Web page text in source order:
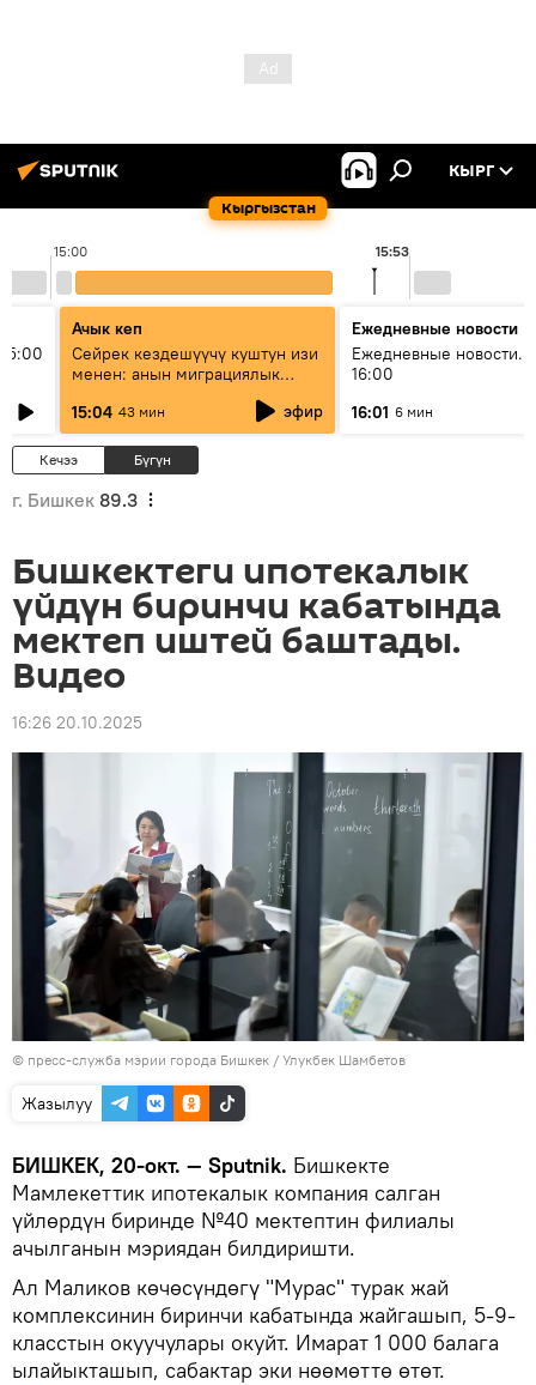
Кыргызстан
КЫРГ
15:00 15:53
Ачык кеп
Сейрек кездешүүчү куштун изи
менен: анын миграциялык
жолу эмнеден кабар берет?
15:04 43 мин эфир
Ежедневные новости
Ежедневные новости.
16:00
16:01 6 мин
Кечээ Бүгүн
г. Бишкек 89.3
Бишкектеги ипотекалык
үйдүн биринчи кабатында
мектеп иштей баштады.
Видео
16:26 20.10.2025
© пресс-служба мэрии города Бишкек / Улукбек Шамбетов
Жазылуу
БИШКЕК, 20-окт. — Sputnik. Бишкекте
Мамлекеттик ипотекалык компания салган
үйлөрдүн биринде №40 мектептин филиалы
ачылганын мэриядан билдиришти.
Ал Маликов көчөсүндөгү "Мурас" турак жай
комплексинин биринчи кабатында жайгашып, 5-9-
класстын окуучулары окуйт. Имарат 1 000 балага
ылайыкташып, сабактар эки нөөмөттө өтөт.